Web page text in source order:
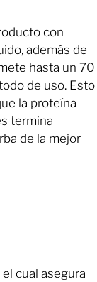
con
además de
hasta un 70
de uso. Esto
la proteína
termina
de la mejor
cual asegura